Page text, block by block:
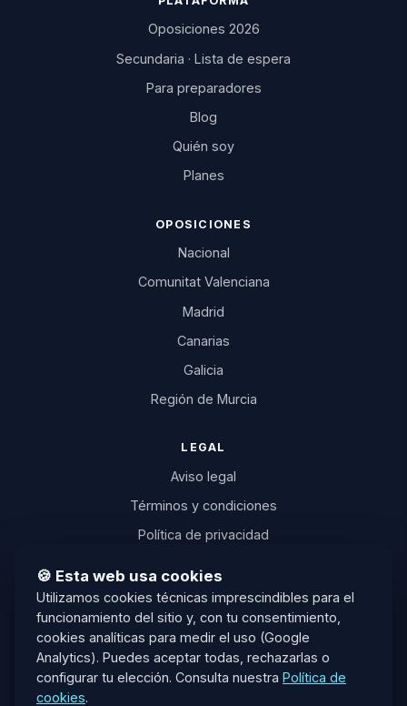
Oposiciones 2026
Secundaria · Lista de espera
Para preparadores
Blog
Quién soy
Planes
OPOSICIONES
Nacional
Comunitat Valenciana
Madrid
Canarias
Galicia
Región de Murcia
LEGAL
Aviso legal
Términos y condiciones
Política de privacidad
Desistimiento
Transparencia IA
Plataforma ODR (UE)
info@oposicionesia.com
🍪 Esta web usa cookies
Utilizamos cookies técnicas imprescindibles para el
funcionamiento del sitio y, con tu consentimiento,
cookies analíticas para medir el uso (Google
Analytics). Puedes aceptar todas, rechazarlas o
configurar tu elección. Consulta nuestra Política de
cookies.